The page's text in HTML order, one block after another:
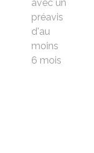
avec un
préavis
d'au
moins
6 mois